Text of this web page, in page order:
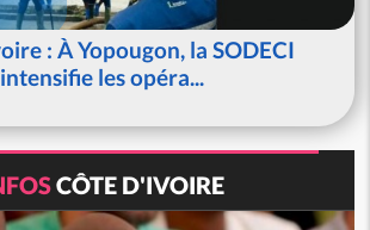
: À Yopougon, la SODECI
intensifie les opéra...
CÔTE D'IVOIRE